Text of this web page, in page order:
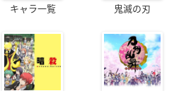
キャラ一覧 鬼滅の刃